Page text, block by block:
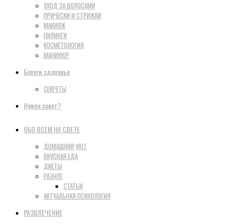
УХОД ЗА ВОЛОСАМИ
ПРИЧЕСКИ И СТРИЖКИ
МАКИЯЖ
ПИЛИНГИ
КОСМЕТОЛОГИЯ
МАНИКЮР
Береги здоровье
СЕКРЕТЫ
Нужен совет?
ОБО ВСЕМ НА СВЕТЕ
ДОМАШНИЙ УЮТ
ВКУСНАЯ ЕДА
ДИЕТЫ
РАЗНОЕ
СТАТЬИ
АКТУАЛЬНАЯ ПСИХОЛОГИЯ
РАЗВЛЕЧЕНИЕ